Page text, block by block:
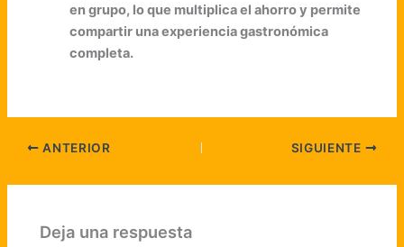
en grupo, lo que multiplica el ahorro y permite
compartir una experiencia gastronómica
completa.
ANTERIOR SIGUIENTE
Deja una respuesta